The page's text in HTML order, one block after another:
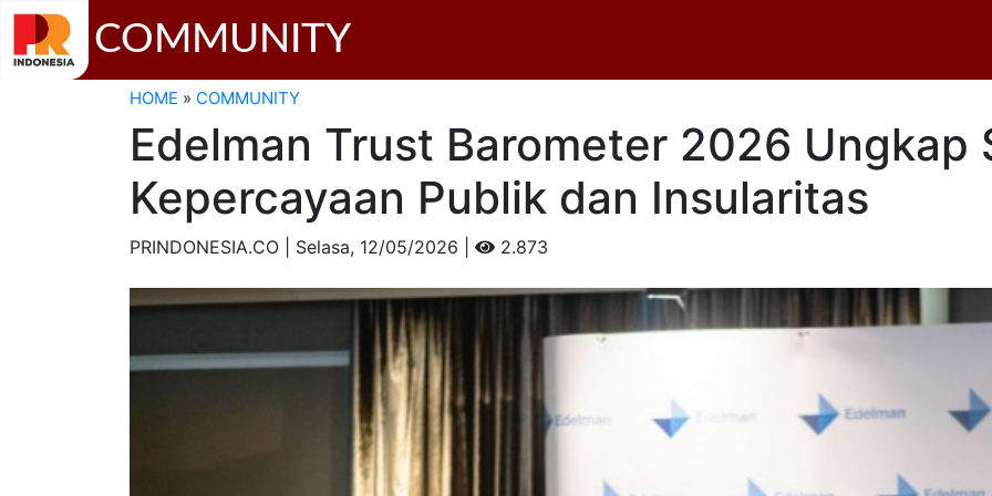
COMMUNITY
HOME » COMMUNITY
Edelman Trust Barometer 2026 Ungkap
Kepercayaan Publik dan Insularitas
PRINDONESIA.CO | Selasa, 12/05/2026 | 2.873